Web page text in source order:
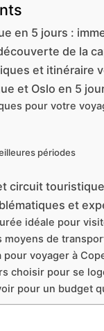
en 5 jours :
de la
et itinéraire
et Oslo en 5
pour votre
périodes
circuit
et
idéale pour
moyens de
pour voyager à
choisir pour se
pour un budget